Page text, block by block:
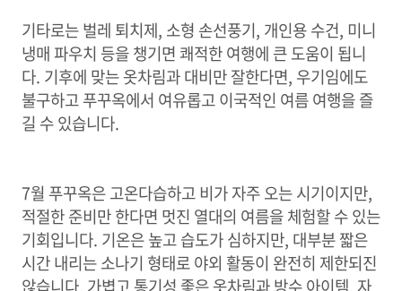
기타로는 벌레 퇴치제, 소형 손선풍기, 개인용 수건, 미니
냉매 파우치 등을 챙기면 쾌적한 여행에 큰 도움이 됩니
다. 기후에 맞는 옷차림과 대비만 잘한다면, 우기임에도
불구하고 푸꾸옥에서 여유롭고 이국적인 여름 여행을 즐
길 수 있습니다.
7월 푸꾸옥은 고온다습하고 비가 자주 오는 시기이지만,
적절한 준비만 한다면 멋진 열대의 여름을 체험할 수 있는
기회입니다. 기온은 높고 습도가 심하지만, 대부분 짧은
시간 내리는 소나기 형태로 야외 활동이 완전히 제한되진